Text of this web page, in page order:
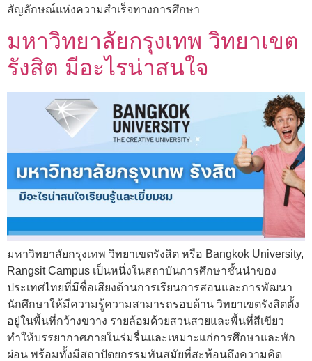
สัญลักษณ์แห่งความสำเร็จทางการศึกษา
มหาวิทยาลัยกรุงเทพ วิทยาเขต
รังสิต มีอะไรน่าสนใจ
มหาวิทยาลัยกรุงเทพ วิทยาเขตรังสิต หรือ Bangkok University,
Rangsit Campus เป็นหนึ่งในสถาบันการศึกษาชั้นนำของ
ประเทศไทยที่มีชื่อเสียงด้านการเรียนการสอนและการพัฒนา
นักศึกษาให้มีความรู้ความสามารถรอบด้าน วิทยาเขตรังสิตตั้ง
อยู่ในพื้นที่กว้างขวาง รายล้อมด้วยสวนสวยและพื้นที่สีเขียว
ทำให้บรรยากาศภายในร่มรื่นและเหมาะแก่การศึกษาและพัก
ผ่อน พร้อมทั้งมีสถาปัตยกรรมทันสมัยที่สะท้อนถึงความคิด